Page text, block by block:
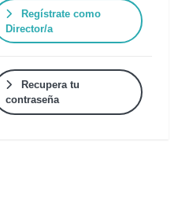
Regístrate como
Director/a
Recupera tu
contraseña